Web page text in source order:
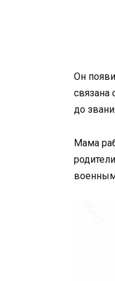
Он
связана
до
Мама